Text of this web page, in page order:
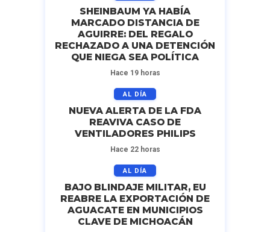
SHEINBAUM YA HABÍA
MARCADO DISTANCIA DE
AGUIRRE: DEL REGALO
RECHAZADO A UNA DETENCIÓN
QUE NIEGA SEA POLÍTICA
Hace 19 horas
AL DÍA
NUEVA ALERTA DE LA FDA
REAVIVA CASO DE
VENTILADORES PHILIPS
Hace 22 horas
AL DÍA
BAJO BLINDAJE MILITAR, EU
REABRE LA EXPORTACIÓN DE
AGUACATE EN MUNICIPIOS
CLAVE DE MICHOACÁN